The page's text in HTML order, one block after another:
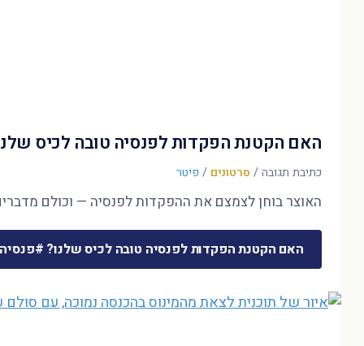
האם הקטנת הפקדות לפנסיה טובה לכיס
כתיבת תגובה/ סרטונים / פיטר
האוצר בוחן לצמצם את ההפקדות לפנסיה — וכולם מדברים על
האם הקטנת הפקדות לפנסיה טובה לכיס שלנו? #פנסיה